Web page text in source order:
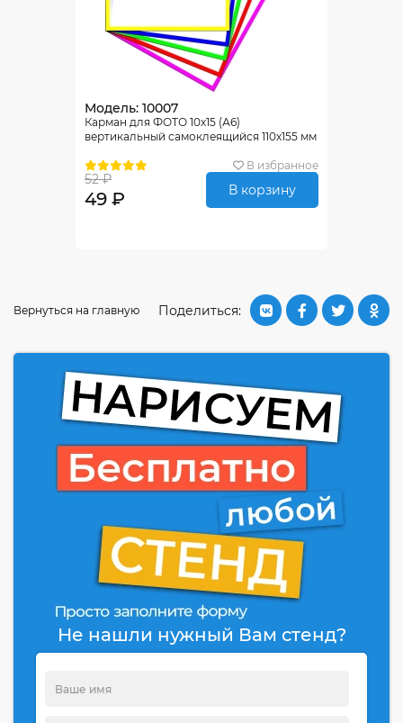
Модель: 10007
Карман для ФОТО 10х15 (А6)
вертикальный самоклеящийся 110х155 мм
В избранное
52 ₽
49 ₽ В корзину
Поделиться:
Вернуться на главную
Не нашли нужный Вам стенд?